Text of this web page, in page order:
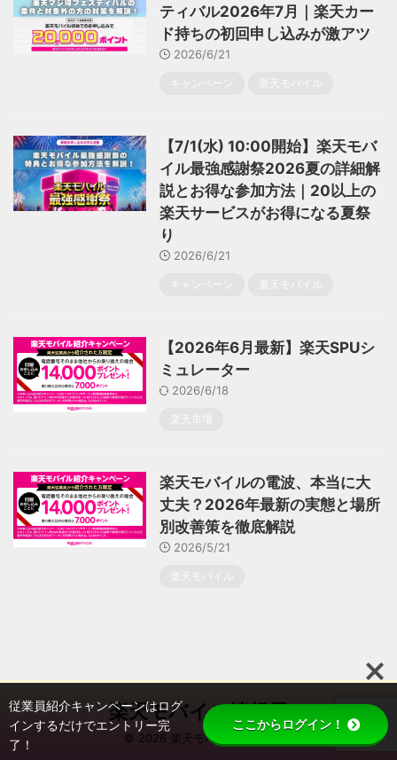
ティバル2026年7月｜楽天カー
ド持ちの初回申し込みが激アツ
2026/6/21
キャンペーン 楽天モバイル
【7/1(水) 10:00開始】楽天モバ
イル最強感謝祭2026夏の詳細解
説とお得な参加方法｜20以上の
楽天サービスがお得になる夏祭
り
2026/6/21
キャンペーン 楽天モバイル
【2026年6月最新】楽天SPUシ
ミュレーター
2026/6/18
楽天市場
楽天モバイルの電波、本当に大
丈夫？2026年最新の実態と場所
別改善策を徹底解説
2026/5/21
楽天モバイル
楽天モバイル情報局
© 2026 楽天モバイル情報局
従業員紹介キャンペーンはログ
インするだけでエントリー完
了！
ここからログイン！